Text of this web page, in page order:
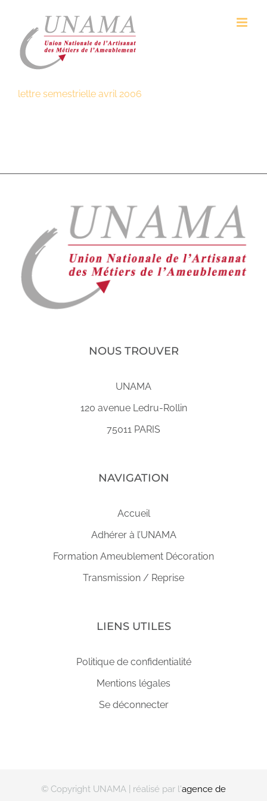
contenu
lettre semestrielle avril 2006
NOUS TROUVER
UNAMA
120 avenue Ledru-Rollin
75011 PARIS
NAVIGATION
Accueil
Adhérer à l’UNAMA
Formation Ameublement Décoration
Transmission / Reprise
LIENS UTILES
Politique de confidentialité
Mentions légales
Se déconnecter
© Copyright UNAMA | réalisé par l'agence de